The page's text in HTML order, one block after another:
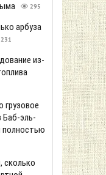
295
арбуза
231
из-
Баб-эль-
полностью
сколько